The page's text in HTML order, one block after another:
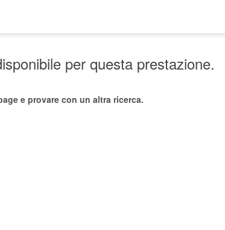
per questa prestazione.
e provare con un altra ricerca.